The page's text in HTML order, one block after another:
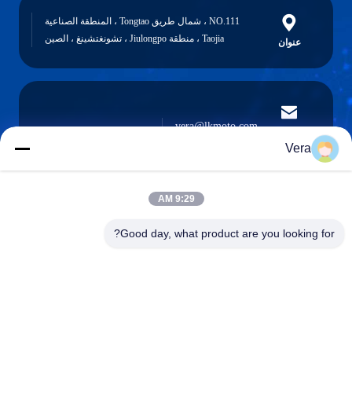
عنوان
NO.111 ، شمال طريق Tongtao ، المنطقة الصناعية
Taojia ، منطقة Jiulongpo ، تشونغتشينغ ، الصين
الإلكتروني
vera@lkmoto.com
هاتف
Vera
9:29 AM
Good day, what product are you looking for?